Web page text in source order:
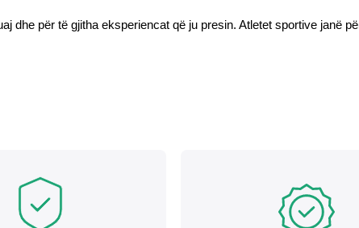
dhe për të gjitha eksperiencat që ju presin. Atletet sportive janë